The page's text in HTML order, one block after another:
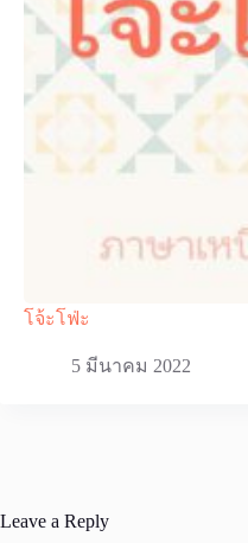
โจ้ะโฟ่ะ
5 มีนาคม 2022
Leave a Reply